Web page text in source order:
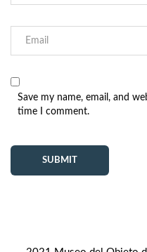
Save my name, email, and
time I comment.